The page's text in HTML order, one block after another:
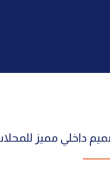
داخلي مميز للمحلات